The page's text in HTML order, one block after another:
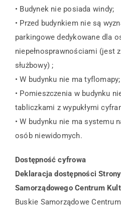
• Budynek nie posiada windy;
• Przed budynkiem nie są
parkingowe dedykowane dla
niepełnosprawnościami (jest
służbowy) ;
• W budynku nie ma tyflomapy;
• Pomieszczenia w budynku
tabliczkami z wypukłymi
• W budynku nie ma systemu
osób niewidomych.
Dostępność cyfrowa
Deklaracja dostępności
Samorządowego Centrum
Buskie Samorządowe